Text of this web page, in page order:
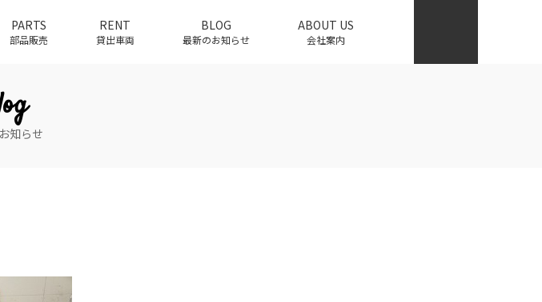
PARTS
部品販売
RENT
貸出車両
BLOG
最新のお知らせ
ABOUT US
会社案内
知らせ